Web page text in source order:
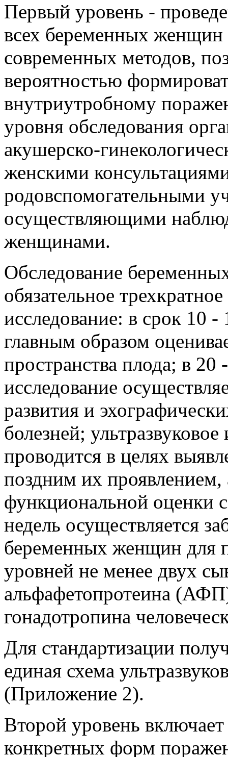
Первый уровень -
всех беременных
современных методов,
вероятностью
внутриутробному
уровня обследования
акушерско-
женскими
родовспомогательными
осуществляющими
женщинами.
Обследование
обязательное
исследование: в срок 10 -
главным образом
пространства плода; в 20
исследование
развития и
болезней;
проводится в целях
поздним их проявлением,
функциональной оценки
недель осуществляется
беременных женщин для
уровней не менее двух
альфафетопротеина
гонадотропина
Для стандартизации
единая схема
(Приложение 2).
Второй уровень
конкретных форм